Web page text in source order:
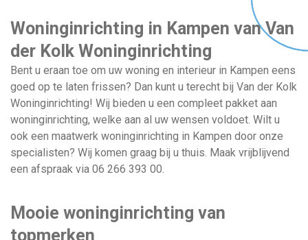
Woninginrichting in Kampen van Van
der Kolk Woninginrichting
Bent u eraan toe om uw woning en interieur in Kampen eens
goed op te laten frissen? Dan kunt u terecht bij Van der Kolk
Woninginrichting! Wij bieden u een compleet pakket aan
woninginrichting, welke aan al uw wensen voldoet. Wilt u
ook een maatwerk woninginrichting in Kampen door onze
specialisten? Wij komen graag bij u thuis. Maak vrijblijvend
een afspraak via 06 266 393 00.
Mooie woninginrichting van
topmerken